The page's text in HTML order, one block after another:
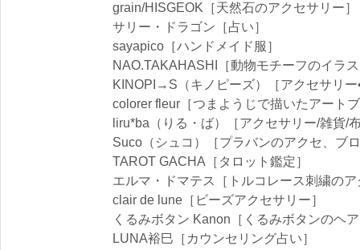
grain/HISGEOK［天然石のアクセサリー］
サリー・ドラゴン［占い］
sayapico［ハンドメイド服］
NAO.TAKAHASHI［動物モチーフのイラ
KINOPI→S（キノピーズ）［アクセサリー
colorer fleur［つまようじで描いたアート
liru*ba（りる・ば）［アクセサリー/雑貨/
Suco（シュコ）［プラバンのアクセ、ブ
TAROT GACHA［タロット鑑定］
エルマ・ドマテス［トルコレース刺繍の
clair de lune［ビーズアクセサリー］
くるみボタン Kanon［くるみボタンのヘ
LUNA裕巳［カウンセリング占い］